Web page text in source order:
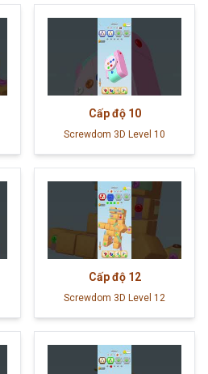
Cấp độ 10
Screwdom 3D Level 10
Cấp độ 12
Screwdom 3D Level 12